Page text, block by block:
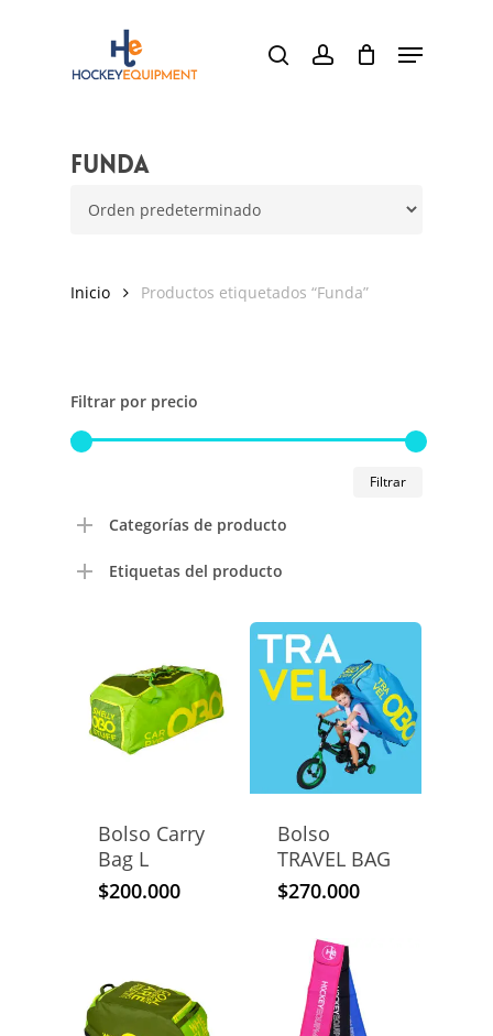
search account Menu
Funda
Inicio Productos etiquetados “Funda”
Filtrar por precio
Filtrar
Categorías de producto
Etiquetas del producto
Bolso Carry
Bag L
$200.000
Bolso
TRAVEL BAG
$270.000